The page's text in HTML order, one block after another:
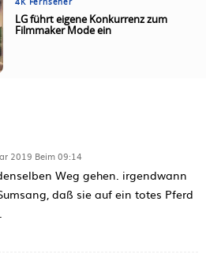
4K Fernseher
LG führt eigene Konkurrenz zum
Filmmaker Mode ein
2019 Beim 09:14
Weg gehen. irgendwann
daß sie auf ein totes Pferd